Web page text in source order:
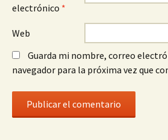
electrónico *
Web
Guarda mi nombre, correo
navegador para la próxima vez que